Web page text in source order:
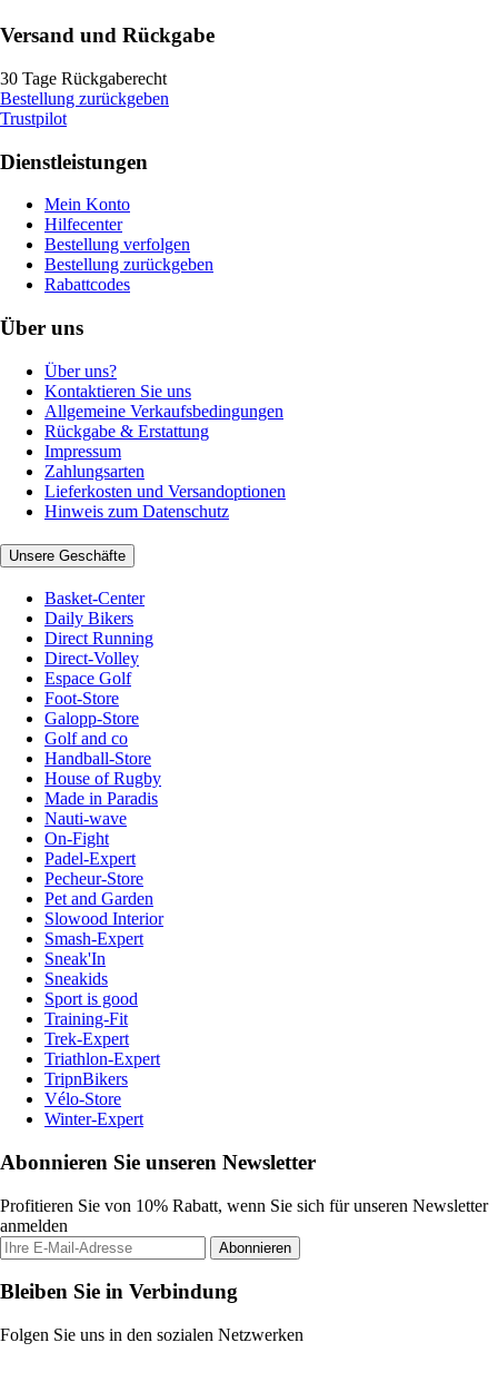
Versand und Rückgabe
30 Tage Rückgaberecht
Bestellung zurückgeben
Trustpilot
Dienstleistungen
Mein Konto
Hilfecenter
Bestellung verfolgen
Bestellung zurückgeben
Rabattcodes
Über uns
Über uns?
Kontaktieren Sie uns
Allgemeine Verkaufsbedingungen
Rückgabe & Erstattung
Impressum
Zahlungsarten
Lieferkosten und Versandoptionen
Hinweis zum Datenschutz
Unsere Geschäfte
Basket-Center
Daily Bikers
Direct Running
Direct-Volley
Espace Golf
Foot-Store
Galopp-Store
Golf and co
Handball-Store
House of Rugby
Made in Paradis
Nauti-wave
On-Fight
Padel-Expert
Pecheur-Store
Pet and Garden
Slowood Interior
Smash-Expert
Sneak'In
Sneakids
Sport is good
Training-Fit
Trek-Expert
Triathlon-Expert
TripnBikers
Vélo-Store
Winter-Expert
Abonnieren Sie unseren Newsletter
Profitieren Sie von 10% Rabatt, wenn Sie sich für unseren Newsletter
anmelden
Abonnieren
Bleiben Sie in Verbindung
Folgen Sie uns in den sozialen Netzwerken